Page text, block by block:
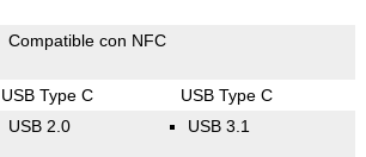
Compatible con NFC
USB Type C USB Type C
USB 2.0 USB 3.1